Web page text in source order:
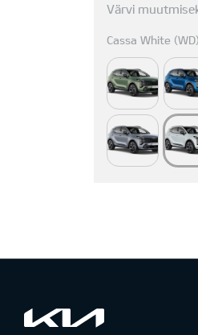
Värvi
Cassa White (WD)